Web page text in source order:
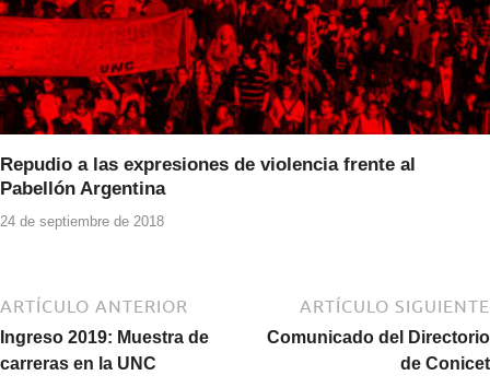
Repudio a las expresiones de violencia frente al
Pabellón Argentina
24 de septiembre de 2018
ARTÍCULO ANTERIOR
Ingreso 2019: Muestra de
carreras en la UNC
ARTÍCULO SIGUIENTE
Comunicado del Directorio
de Conicet